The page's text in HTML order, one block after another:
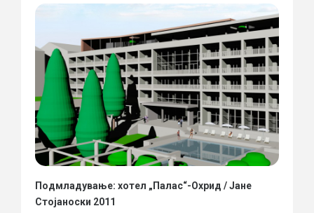
Подмладување: хотел „Палас“-Охрид / Јане
Стојаноски 2011